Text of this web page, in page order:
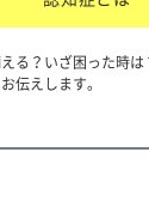
る？いざ困った時
伝えします。